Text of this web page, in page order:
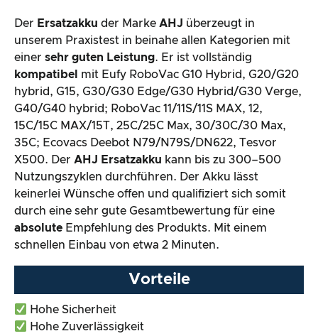
Der Ersatzakku der Marke AHJ überzeugt in
unserem Praxistest in beinahe allen Kategorien mit
einer sehr guten Leistung. Er ist vollständig
kompatibel mit Eufy RoboVac G10 Hybrid, G20/G20
hybrid, G15, G30/G30 Edge/G30 Hybrid/G30 Verge,
G40/G40 hybrid; RoboVac 11/11S/11S MAX, 12,
15C/15C MAX/15T, 25C/25C Max, 30/30C/30 Max,
35C; Ecovacs Deebot N79/N79S/DN622, Tesvor
X500. Der AHJ Ersatzakku kann bis zu 300–500
Nutzungszyklen durchführen. Der Akku lässt
keinerlei Wünsche offen und qualifiziert sich somit
durch eine sehr gute Gesamtbewertung für eine
absolute Empfehlung des Produkts. Mit einem
schnellen Einbau von etwa 2 Minuten.
Vorteile
Hohe Sicherheit
Hohe Zuverlässigkeit